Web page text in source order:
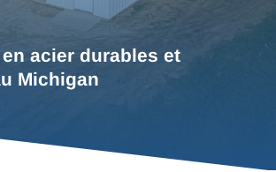
acier durables et
Michigan